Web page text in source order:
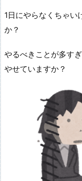
1日にやらなくちゃい
か？
やるべきことが多す
やせていますか？